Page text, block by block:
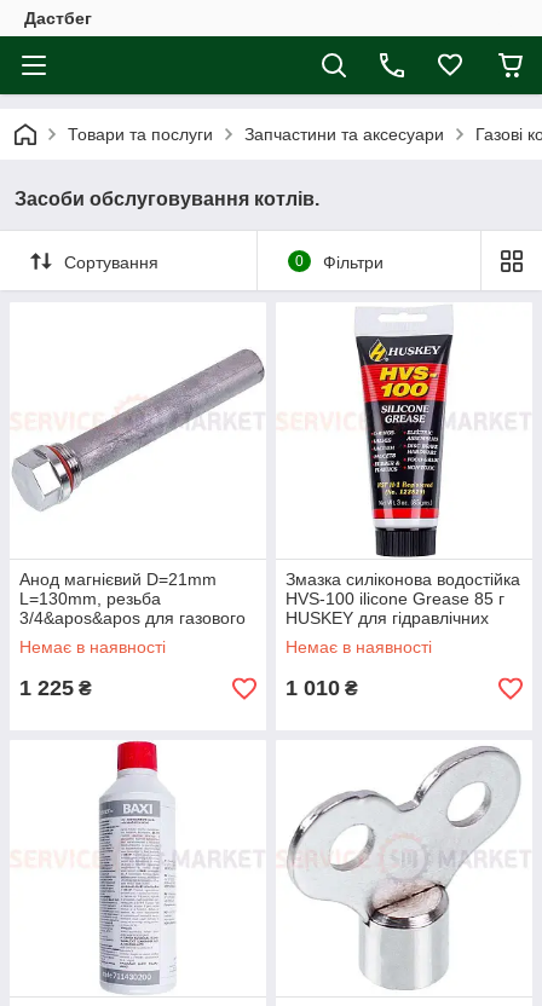
Дастбег
Товари та послуги Запчастини та аксесуари Газові
Засоби обслуговування котлів.
Сортування 0 Фільтри
Анод магнієвий D=21mm
L=130mm, резьба
3/4&apos&apos для газового
котла Baxi/Westen 5679910
Немає в наявності
1 225 ₴
Змазка силіконова водостійка
HVS-100 ilicone Grease 85 г
HUSKEY для гідравлічних
елементів 1.1.3.02
Немає в наявності
1 010 ₴